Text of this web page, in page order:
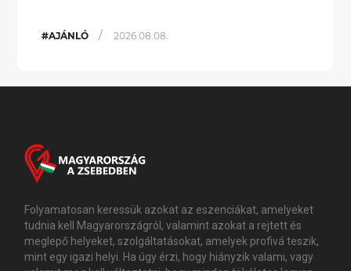
#AJÁNLÓ / 2026.08.08.
Folyamatosan keressük azokat az eszenciákat, amelyeket
tudnia kell Magyarországról, valamint azokat a rejtett és
meglepő helyeket, szolgáltatásokat, amelyek profivá teszik,
mint egy igazi helyi. Ha úgy érzi, hogy hiányzik valami, vagy